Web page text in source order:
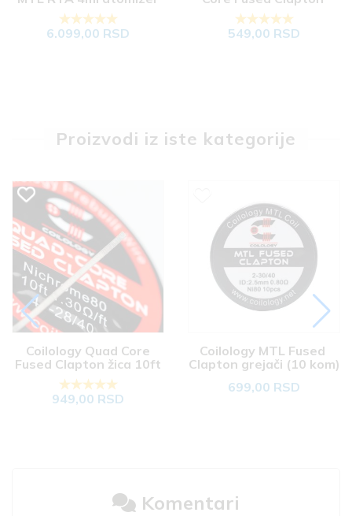
6.099,00 RSD
grejači (10 kom)
549,00 RSD
Proizvodi iz iste kategorije
Fused Clapton žica 10ft
949,00 RSD
Coilology MTL Fused
Clapton grejači (10 kom)
699,00 RSD
Komentari